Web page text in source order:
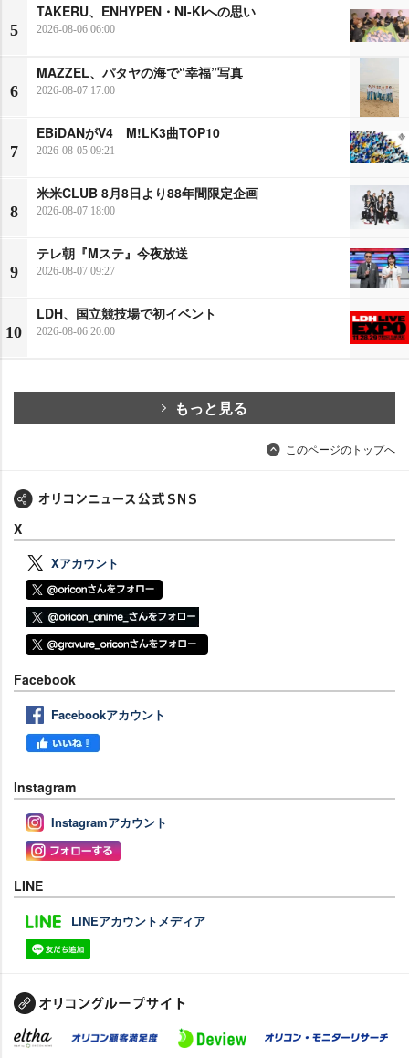
5
TAKERU、ENHYPEN・NI-KIへの思い
2026-08-06 06:00
6
MAZZEL、パタヤの海で“幸福”写真
2026-08-07 17:00
7
EBiDANがV4 M!LK3曲TOP10
2026-08-05 09:21
8
米米CLUB 8月8日より88年間限定企画
2026-08-07 18:00
9
テレ朝『Mステ』今夜放送
2026-08-07 09:27
10
LDH、国立競技場で初イベント
2026-08-06 20:00
もっと見る
このページのトップへ
X
Xアカウント
Facebook
Facebookアカウント
Instagram
Instagramアカウント
LINE
LINEアカウントメディア